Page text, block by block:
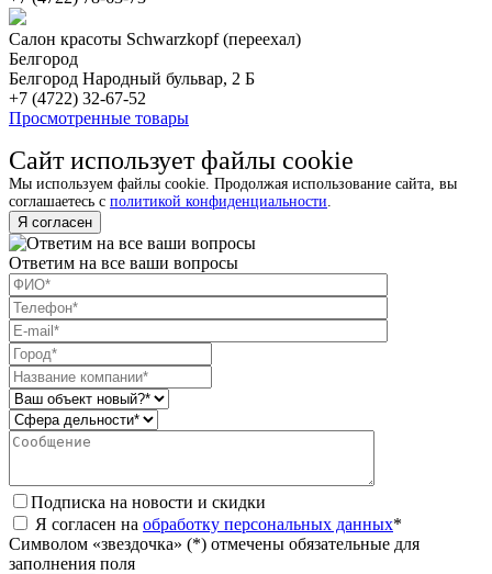
Салон красоты Schwarzkopf (переехал)
Белгород
Белгород Народный бульвар, 2 Б
+7 (4722) 32-67-52
Просмотренные товары
Сайт использует файлы cookie
Мы используем файлы cookie. Продолжая использование сайта, вы
соглашаетесь с политикой конфиденциальности.
Я согласен
Ответим на все ваши вопросы
Подписка на новости и скидки
Я согласен на обработку персональных данных*
Символом «звездочка» (*) отмечены обязательные для
заполнения поля